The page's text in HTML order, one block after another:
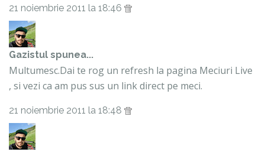
21 noiembrie 2011 la 18:46
Gazistul spunea...
Multumesc.Dai te rog un refresh la pagina Meciuri Live
, si vezi ca am pus sus un link direct pe meci.
21 noiembrie 2011 la 18:48